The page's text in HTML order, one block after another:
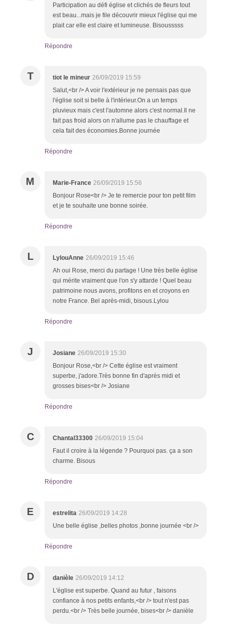
Participation au défi église et clichés de fleurs tout
est beau...mais je file découvrir mieux l'église qui me
plait car elle est claire et lumineuse. Bisousssss
Répondre
T tiot le mineur 26/09/2019 15:59
Salut,<br /> A voir l'extérieur je ne pensais pas que
l'église soit si belle à l'intérieur.On a un temps
pluvieux mais c'est l'automne alors c'est normal.Il ne
fait pas froid alors on n'allume pas le chauffage et
cela fait des économies.Bonne journée
Répondre
M Marie-France 26/09/2019 15:56
Bonjour Rose<br /> Je te remercie pour ton petit film
et je te souhaite une bonne soirée.
Répondre
L LylouAnne 26/09/2019 15:46
Ah oui Rose, merci du partage ! Une très belle église
qui mérite vraiment que l'on s'y attarde ! Quel beau
patrimoine nous avons, profitons en et croyons en
notre France. Bel après-midi, bisous.Lylou
Répondre
J Josiane 26/09/2019 15:30
Bonjour Rose,<br /> Cette église est vraiment
superbe, j'adore.Très bonne fin d'après midi et
grosses bises<br /> Josiane
Répondre
C Chantal33300 26/09/2019 15:04
Faut il croire à la légende ? Pourquoi pas. ça a son
charme. Bisous
Répondre
E estrelita 26/09/2019 14:28
Une belle église ,belles photos ,bonne journée <br />
Répondre
D danièle 26/09/2019 14:12
L'église est superbe. Quand au futur , faisons
confiance à nos petits enfants,<br /> tout n'est pas
perdu.<br /> Très belle journée, bises<br /> danièle